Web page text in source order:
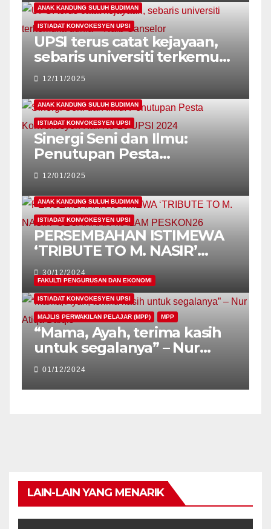
SEMANGAT MAHASISWA
MAHASISWI UPSI!
ANAK KANDUNG SULUH BUDIMAN
ISTIADAT KONVOKESYEN UPSI
UPSI terus catat kejayaan,
sebaris universiti terkemuka
dunia – Naib Canselor
12/11/2025
ANAK KANDUNG SULUH BUDIMAN
ISTIADAT KONVOKESYEN UPSI
Sinergi Seni dan Ilmu:
Penutupan Pesta
Konvokesyen Kali Ke-26
UPSI 2024
12/01/2025
ANAK KANDUNG SULUH BUDIMAN
ISTIADAT KONVOKESYEN UPSI
PERSEMBAHAN ISTIMEWA
‘TRIBUTE TO M. NASIR’
GEGARKAN MALAM
PESKON26
30/12/2024
FAKULTI PENGURUSAN DAN EKONOMI
ISTIADAT KONVOKESYEN UPSI
MAJLIS PERWAKILAN PELAJAR (MPP) MPP
“Mama, Ayah, terima kasih
untuk segalanya” – Nur
Atiqa Balqis
01/12/2024
LAIN-LAIN YANG MENARIK